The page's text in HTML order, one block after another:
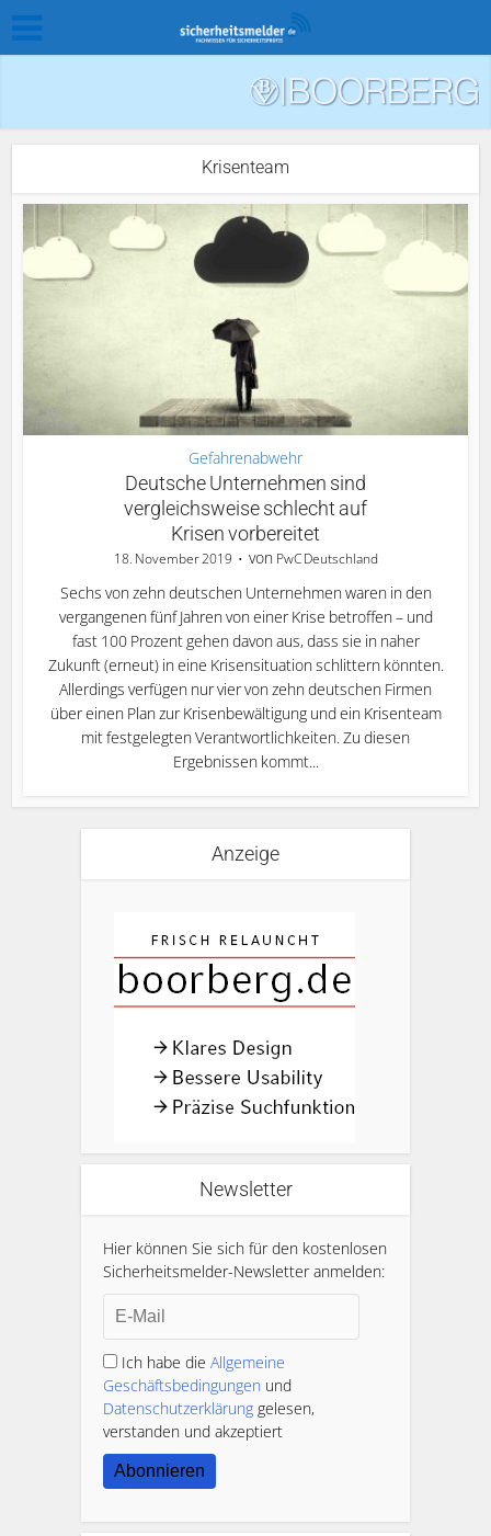
Krisenteam
Gefahrenabwehr
Deutsche Unternehmen sind
vergleichsweise schlecht auf
Krisen vorbereitet
18. November 2019 von PwC Deutschland
Sechs von zehn deutschen Unternehmen waren in den
vergangenen fünf Jahren von einer Krise betroffen – und
fast 100 Prozent gehen davon aus, dass sie in naher
Zukunft (erneut) in eine Krisensituation schlittern könnten.
Allerdings verfügen nur vier von zehn deutschen Firmen
über einen Plan zur Krisenbewältigung und ein Krisenteam
mit festgelegten Verantwortlichkeiten. Zu diesen
Ergebnissen kommt...
Anzeige
Newsletter
Hier können Sie sich für den kostenlosen
Sicherheitsmelder-Newsletter anmelden:
Ich habe die Allgemeine
Geschäftsbedingungen und
Datenschutzerklärung gelesen,
verstanden und akzeptiert
Abonnieren